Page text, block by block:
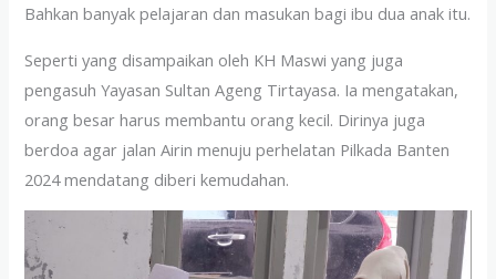
Bahkan banyak pelajaran dan masukan bagi ibu dua anak itu.
Seperti yang disampaikan oleh KH Maswi yang juga
pengasuh Yayasan Sultan Ageng Tirtayasa. Ia mengatakan,
orang besar harus membantu orang kecil. Dirinya juga
berdoa agar jalan Airin menuju perhelatan Pilkada Banten
2024 mendatang diberi kemudahan.